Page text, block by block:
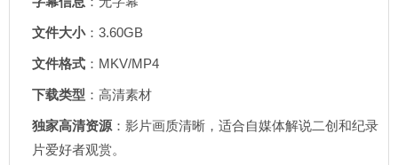
文件大小：3.60GB
文件格式 ：MKV/MP4
下载类型 ：高清素材
独家高清资源 ：影片画质清晰，适合自媒体解说二创和纪录
片爱好者观赏。